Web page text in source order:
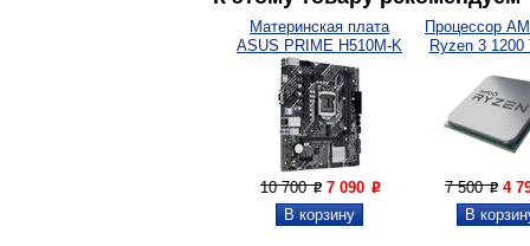
Материнская плата
ASUS PRIME H510M-K
10 700P 7 090 P
Процессор
Ryzen 3 1200
7 500P 4